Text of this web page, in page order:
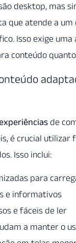
desktop, mas
que atende a
Isso exige uma
conteúdo quanto
de
é crucial utilizar
Isso inclui:
para
e informativos
e fáceis de ler
a manter o